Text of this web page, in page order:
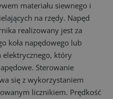
materiału siewnego i
na rzędy. Napęd
realizowany jest za
koła napędowego lub
elektrycznego, który
Sterowanie
się z wykorzystaniem
licznikiem. Prędkość